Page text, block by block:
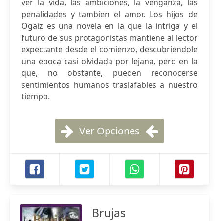
ver la vida, las ambiciones, la venganza, las
penalidades y tambien el amor. Los hijos de
Ogaiz es una novela en la que la intriga y el
futuro de sus protagonistas mantiene al lector
expectante desde el comienzo, descubriendole
una epoca casi olvidada por lejana, pero en la
que, no obstante, pueden reconocerse
sentimientos humanos traslafables a nuestro
tiempo.
Ver Opciones
Brujas